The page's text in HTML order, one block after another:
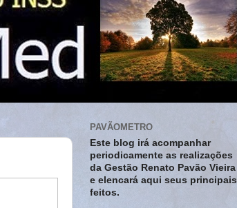
PAVÃOMETRO
Este blog irá acompanhar
periodicamente as realizações
da Gestão Renato Pavão Vieira
e elencará aqui seus principais
feitos.